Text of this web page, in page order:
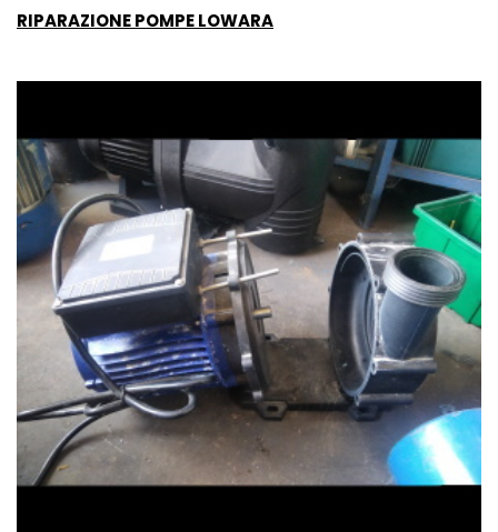
RIPARAZIONE POMPE LOWARA